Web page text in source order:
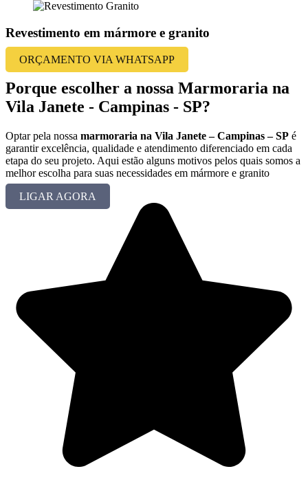
Revestimento em mármore e granito
ORÇAMENTO VIA WHATSAPP
Porque escolher a nossa Marmoraria na
Vila Janete - Campinas - SP?
Optar pela nossa marmoraria na Vila Janete – Campinas – SP é
garantir excelência, qualidade e atendimento diferenciado em cada
etapa do seu projeto. Aqui estão alguns motivos pelos quais somos a
melhor escolha para suas necessidades em mármore e granito
LIGAR AGORA